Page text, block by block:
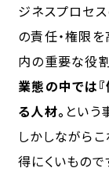
ジネスプロセ
の責任・権限
内の重要な役
業態の中では
る人材。 という
しかしながら
得にくいもの